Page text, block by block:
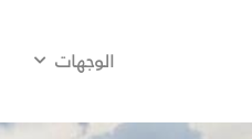
الوجهات